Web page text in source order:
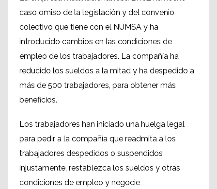
caso omiso de la legislación y del convenio
colectivo que tiene con el NUMSA y ha
introducido cambios en las condiciones de
empleo de los trabajadores. La compañía ha
reducido los sueldos a la mitad y ha despedido a
más de 500 trabajadores, para obtener más
beneficios.
Los trabajadores han iniciado una huelga legal
para pedir a la compañía que readmita a los
trabajadores despedidos o suspendidos
injustamente, restablezca los sueldos y otras
condiciones de empleo y negocie